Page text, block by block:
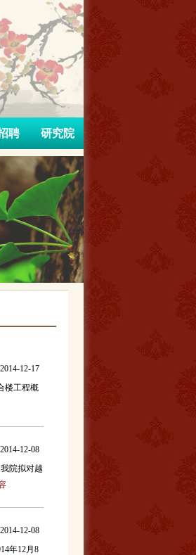
聘 研究院
2014-12-17
楼工程概
2014-12-08
院拟对越
2014-12-08
年12月8